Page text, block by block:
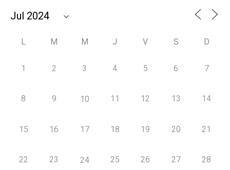
L M M J V S D
1 2 3 4 5 6 7
8 9 10 11 12 13 14
15 16 17 18 19 20 21
22 23 24 25 26 27 28